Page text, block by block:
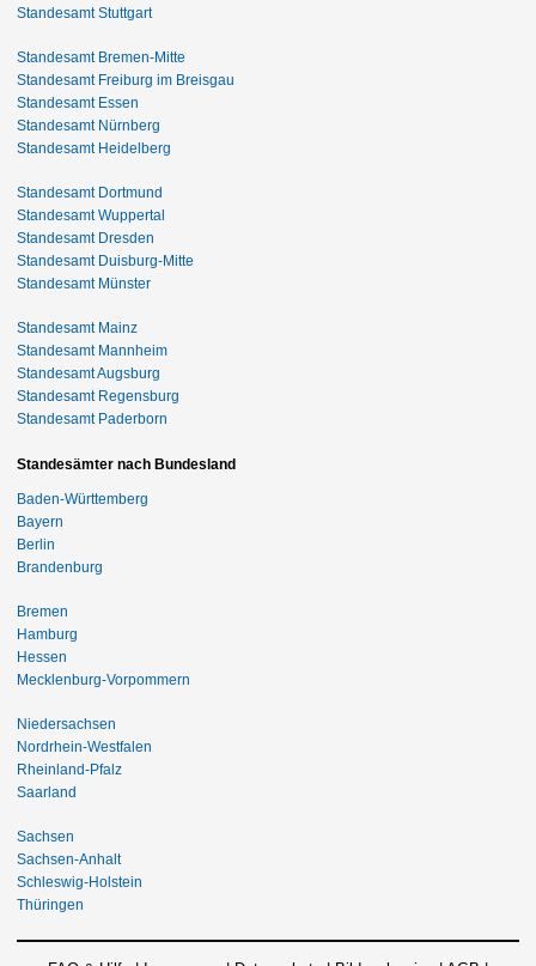
Standesamt Stuttgart
Standesamt Bremen-Mitte
Standesamt Freiburg im Breisgau
Standesamt Essen
Standesamt Nürnberg
Standesamt Heidelberg
Standesamt Dortmund
Standesamt Wuppertal
Standesamt Dresden
Standesamt Duisburg-Mitte
Standesamt Münster
Standesamt Mainz
Standesamt Mannheim
Standesamt Augsburg
Standesamt Regensburg
Standesamt Paderborn
Standesämter nach Bundesland
Baden-Württemberg
Bayern
Berlin
Brandenburg
Bremen
Hamburg
Hessen
Mecklenburg-Vorpommern
Niedersachsen
Nordrhein-Westfalen
Rheinland-Pfalz
Saarland
Sachsen
Sachsen-Anhalt
Schleswig-Holstein
Thüringen